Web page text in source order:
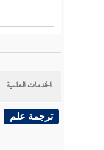
الخدمات العلمية
ترجمة علم